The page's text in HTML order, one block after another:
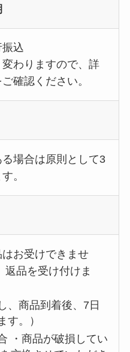
込
わりますので、詳
確認ください。
場合は原則として3
。
お受けできませ
返品を受け付けま
、商品到着後、7日
す。）
・商品が破損してい